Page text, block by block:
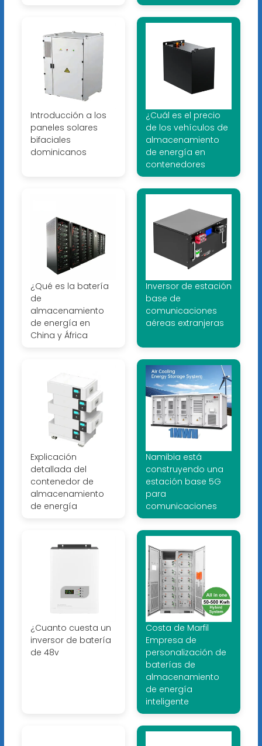
Introducción a los
paneles solares
bifaciales
dominicanos
¿Cuál es el precio
de los vehículos de
almacenamiento
de energía en
contenedores
¿Qué es la batería
de
almacenamiento
de energía en
China y África
Inversor de estación
base de
comunicaciones
aéreas extranjeras
Explicación
detallada del
contenedor de
almacenamiento
de energía
Namibia está
construyendo una
estación base 5G
para
comunicaciones
¿Cuanto cuesta un
inversor de batería
de 48v
Costa de Marfil
Empresa de
personalización de
baterías de
almacenamiento
de energía
inteligente